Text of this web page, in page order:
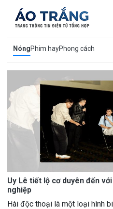
NóngPhim hayPhong cách
Uy Lê tiết lộ cơ duyên đến
nghiệp
Hài độc thoại là một loại hình